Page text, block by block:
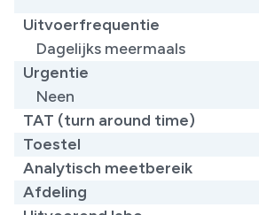
Uitvoerfrequentie
Dagelijks meermaals
Urgentie
Neen
TAT (turn around time)
Toestel
Analytisch meetbereik
Afdeling